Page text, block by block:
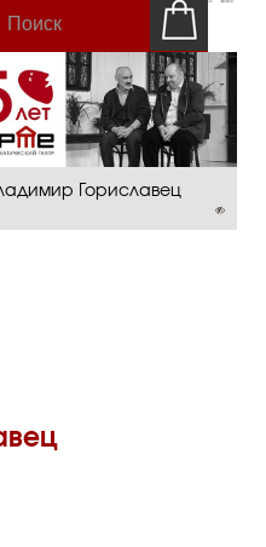
Гориславец